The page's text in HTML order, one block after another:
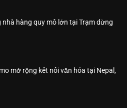
nhà hàng quy mô lớn tại Trạm dừng
mở rộng kết nối văn hóa tại Nepal,